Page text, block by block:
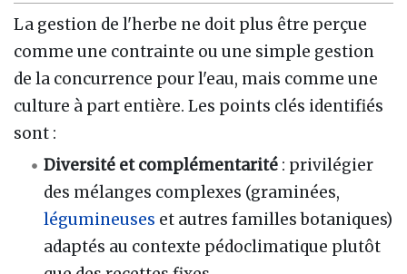
La gestion de l'herbe ne doit plus être perçue
comme une contrainte ou une simple gestion
de la concurrence pour l'eau, mais comme une
culture à part entière. Les points clés identifiés
sont :
Diversité et complémentarité : privilégier
des mélanges complexes (graminées,
légumineuses et autres familles botaniques)
adaptés au contexte pédoclimatique plutôt